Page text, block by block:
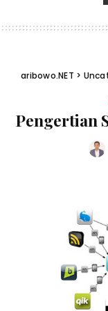
aribowo.NET >
Pengertian